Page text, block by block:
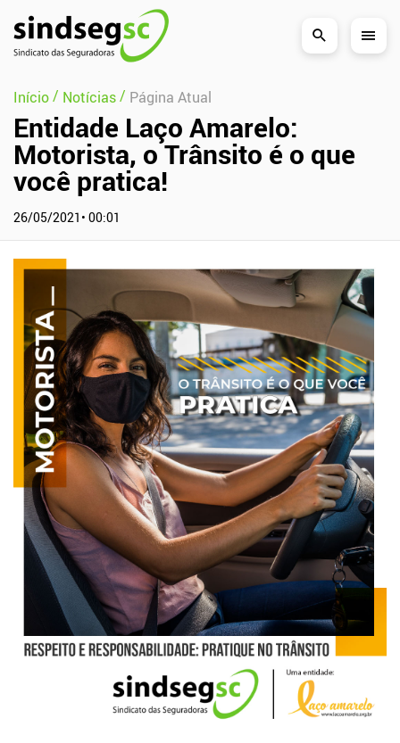
Pular Navegação (s)
Início/ Notícias/ Página Atual
Entidade Laço Amarelo:
Motorista, o Trânsito é o que
você pratica!
26/05/2021• 00:01